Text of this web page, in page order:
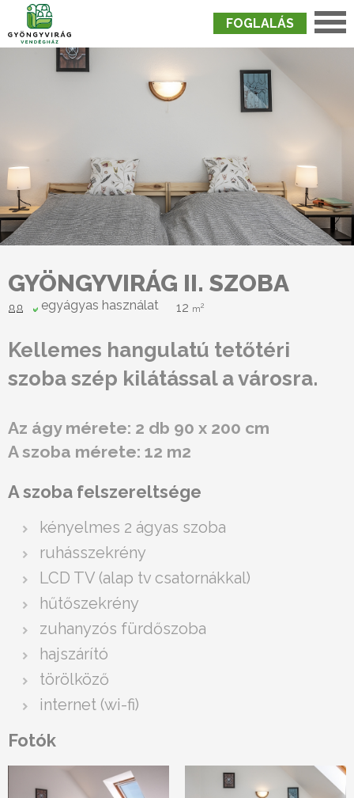
FOGLALÁS
Szobák
GYÖNGYVIRÁG II. SZOBA
egyágyas használat 12 m2
Kellemes hangulatú tetőtéri
szoba szép kilátással a városra.
Az ágy mérete: 2 db 90 x 200 cm
A szoba mérete: 12 m2
A szoba felszereltsége
kényelmes 2 ágyas szoba
ruhásszekrény
LCD TV (alap tv csatornákkal)
hűtőszekrény
zuhanyzós fürdőszoba
hajszárító
törölköző
internet (wi-fi)
Fotók